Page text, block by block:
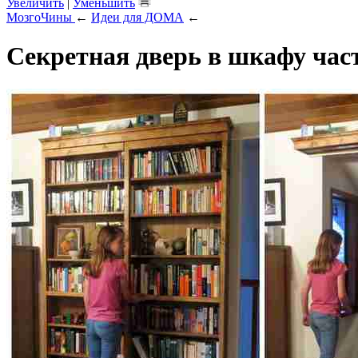
Увеличить
Уменьшить
МозгоЧины ← Идеи для ДОМА ←
Секретная дверь в шкафу